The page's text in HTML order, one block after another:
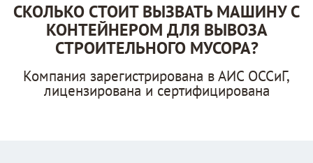
СКОЛЬКО СТОИТ ВЫЗВАТЬ МАШИНУ С
КОНТЕЙНЕРОМ ДЛЯ ВЫВОЗА
СТРОИТЕЛЬНОГО МУСОРА?
Компания зарегистрирована в АИС ОССиГ,
лицензирована и сертифицирована